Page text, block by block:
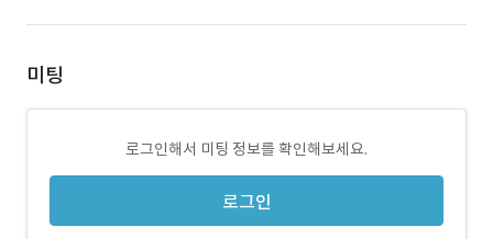
미팅
로그인해서 미팅 정보를 확인해보세요.
로그인